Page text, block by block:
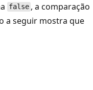
false, a comparação
a seguir mostra que